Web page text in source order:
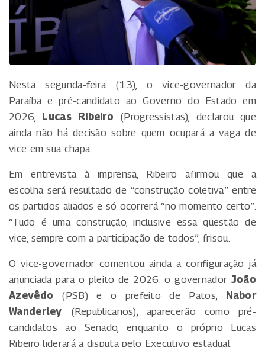
Nesta segunda-feira (13), o vice-governador da
Paraíba e pré-candidato ao Governo do Estado em
2026, Lucas Ribeiro (Progressistas), declarou que
ainda não há decisão sobre quem ocupará a vaga de
vice em sua chapa.
Em entrevista à imprensa, Ribeiro afirmou que a
escolha será resultado de “construção coletiva” entre
os partidos aliados e só ocorrerá “no momento certo”.
“Tudo é uma construção, inclusive essa questão de
vice, sempre com a participação de todos”, frisou.
O vice-governador comentou ainda a configuração já
anunciada para o pleito de 2026: o governador João
Azevêdo (PSB) e o prefeito de Patos, Nabor
Wanderley (Republicanos), aparecerão como pré-
candidatos ao Senado, enquanto o próprio Lucas
Ribeiro liderará a disputa pelo Executivo estadual.